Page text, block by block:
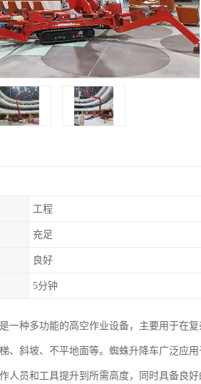
工程
充足
良好
5分钟
一种多功能的高空作业设备，主要用于在
、斜坡、不平地面等。蜘蛛升降车广泛应
人员和工具提升到所需高度，同时具备良